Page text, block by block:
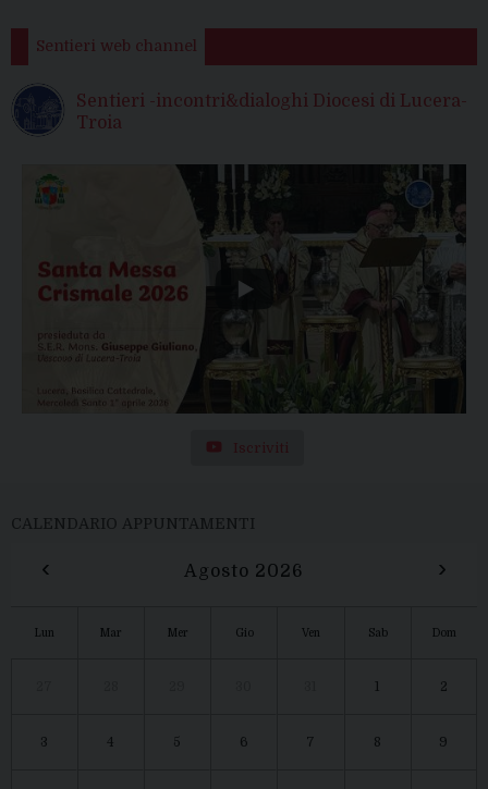
Sentieri web channel
Sentieri -incontri&dialoghi Diocesi di Lucera-
Troia
Iscriviti
CALENDARIO APPUNTAMENTI
‹ Agosto 2026 ›
Lun Mar Mer Gio Ven Sab Dom
2
3 4 5 6 7 8 9